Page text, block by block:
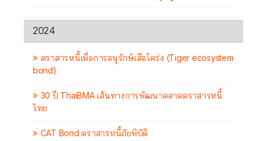
2024
ตราสารหนี้เพื่อการอนุรักษ์เสือโคร่ง (Tiger ecosystem
bond)
30 ปี ThaiBMA เส้นทางการพัฒนาตลาดตราสารหนี้
ไทย
CAT Bond ตราสารหนี้ภัยพิบัติ